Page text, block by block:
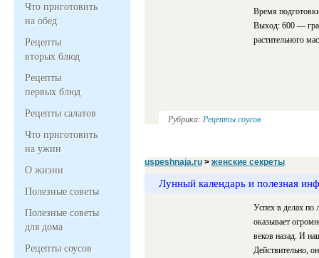
Что приготовить
на обед
Рецепты
вторых блюд
Рецепты
первых блюд
Рецепты салатов
Что приготовить
на ужин
О жизни
Полезные советы
Полезные советы
для дома
Рецепты соусов
Время
Выход: 600 —
растительного
Рубрика: Рецепты соусов
uspeshnaja.ru> женские секреты
Лунный календарь и полезная
Успех в делах по
оказывает
веков назад. И
Действительно,